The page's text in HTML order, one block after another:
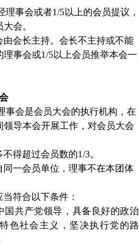
理事会或者1/5以上的会员提议，
会。
由会长主持。会长不主持或不能
理事会或1/5以上会员推举本会一
事会是会员大会的执行机构，在
领导本会开展工作，对会员大会
得超过会员数的1/3。
同一会员单位，理事不在本团体
符合以下条件：
国共产党领导，具备良好的政治
色社会主义，坚决执行党的路